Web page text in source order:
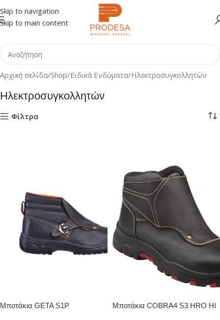
Skip to navigation
Skip to main content
Αρχική σελίδα Shop Ειδικά Ενδύματα Ηλεκτροσυγκολλητών
Ηλεκτροσυγκολλητών
Φίλτρα
Μποτάκια GETA S1P
Μποτάκια COBRA4 S3 HRO HI